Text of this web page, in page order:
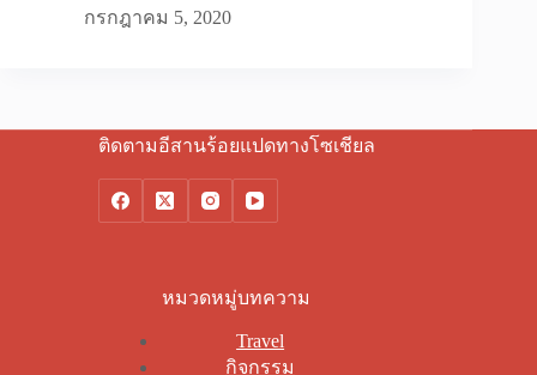
กรกฎาคม 5, 2020
ติดตามอีสานร้อยแปดทางโซเชียล
หมวดหมู่บทความ
Travel
กิจกรรม